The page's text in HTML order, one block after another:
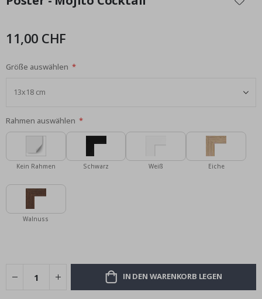
der
11,00 CHF
Größe auswählen
Rahmen auswählen
Kein Rahmen Schwarz Weiß Eiche
Walnuss
IN DEN WARENKORB LEGEN